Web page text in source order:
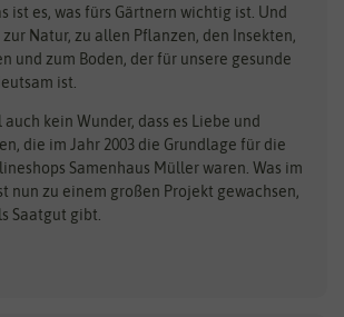
Dürr-Samen
Feldsaaten Freudenberger
Fertil
Flora Elite
ist es, was fürs Gärtnern wichtig ist. Und
zur Natur, zu allen Pflanzen, den Insekten,
und zum Boden, der für unsere gesunde
ist.
auch kein Wunder, dass es Liebe und
die im Jahr 2003 die Grundlage für die
Samenhaus Müller waren. Was im
nun zu einem großen Projekt gewachsen,
Saatgut gibt.